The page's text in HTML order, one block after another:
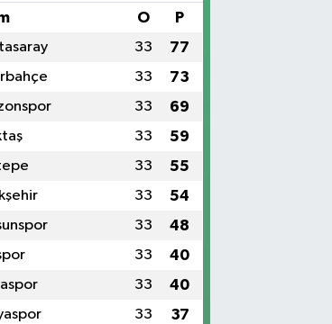
O P
33 77
33 73
33 69
33 59
33 55
33 54
33 48
33 40
33 40
33 37